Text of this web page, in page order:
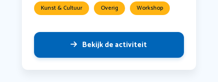
Kunst & Cultuur Overig Workshop
Bekijk de activiteit